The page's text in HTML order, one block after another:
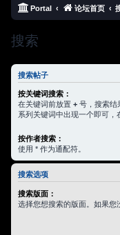
Portal 论坛首页
搜索
搜索帖子
按关键词搜索：
在关键词前放置 + 号，搜索结
系列关键词中出现一个即可
按作者搜索：
使用 * 作为通配符。
搜索选项
搜索版面：
选择您想搜索的版面。如果您